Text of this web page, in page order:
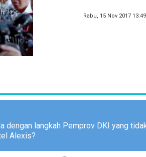
Rabu, 15 Nov 2017
dengan langkah Pemprov DKI yang
Alexis?